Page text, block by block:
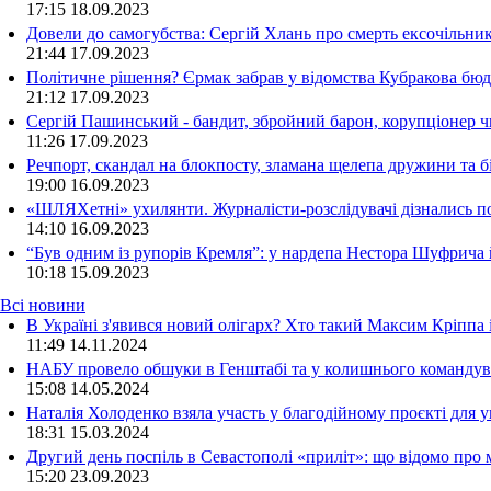
17:15 18.09.2023
Довели до самогубства: Сергій Хлань про смерть
21:44 17.09.2023
Політичне рішення? Єрмак забрав у відомства Кубракова
21:12 17.09.2023
Сергій Пашинський - бандит, збройний барон, корупціонер
11:26 17.09.2023
Речпорт, скандал на блокпосту, зламана щелепа дружини
19:00 16.09.2023
«ШЛЯХетні» ухилянти. Журналісти-розслідувачі дізнались
14:10 16.09.2023
“Був одним із рупорів Кремля”: у нардепа Нестора
10:18 15.09.2023
Всі новини
В Україні з'явився новий олігарх? Хто такий Максим
11:49 14.11.2024
НАБУ провело обшуки в Генштабі та у колишнього
15:08 14.05.2024
Наталія Холоденко взяла участь у благодійному проєкті для
18:31 15.03.2024
Другий день поспіль в Севастополі «приліт»: що відомо
15:20 23.09.2023